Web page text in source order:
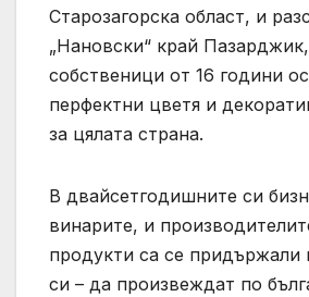
Старозагорска област, и
„Нановски“ край
собственици от 16 години
перфектни цветя и
за цялата страна.
В двайсетгодишните си
винарите, и
продукти са се придържали
си – да произвеждат по